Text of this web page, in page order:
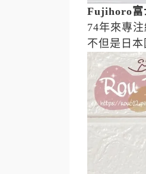
Fujihoro富
74年來專
不但是日